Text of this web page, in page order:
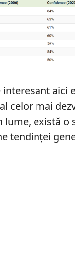
interesant aici
celor mai
lume, există o
tendinței